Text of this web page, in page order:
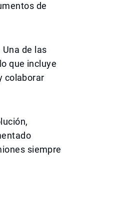
de
de las
que incluye
colaborar
siempre